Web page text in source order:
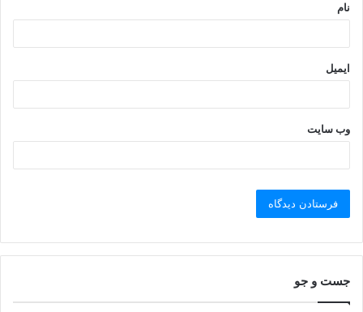
نام
ایمیل
وب‌ سایت
جست و جو